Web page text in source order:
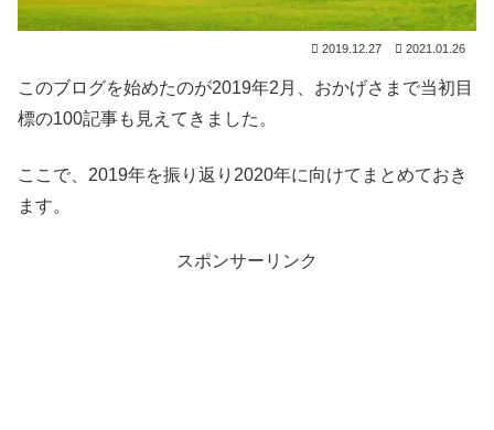
2019.12.27 2021.01.26
このブログを始めたのが2019年2月、おかげさまで当初目
標の100記事も見えてきました。
ここで、2019年を振り返り2020年に向けてまとめておき
ます。
スポンサーリンク